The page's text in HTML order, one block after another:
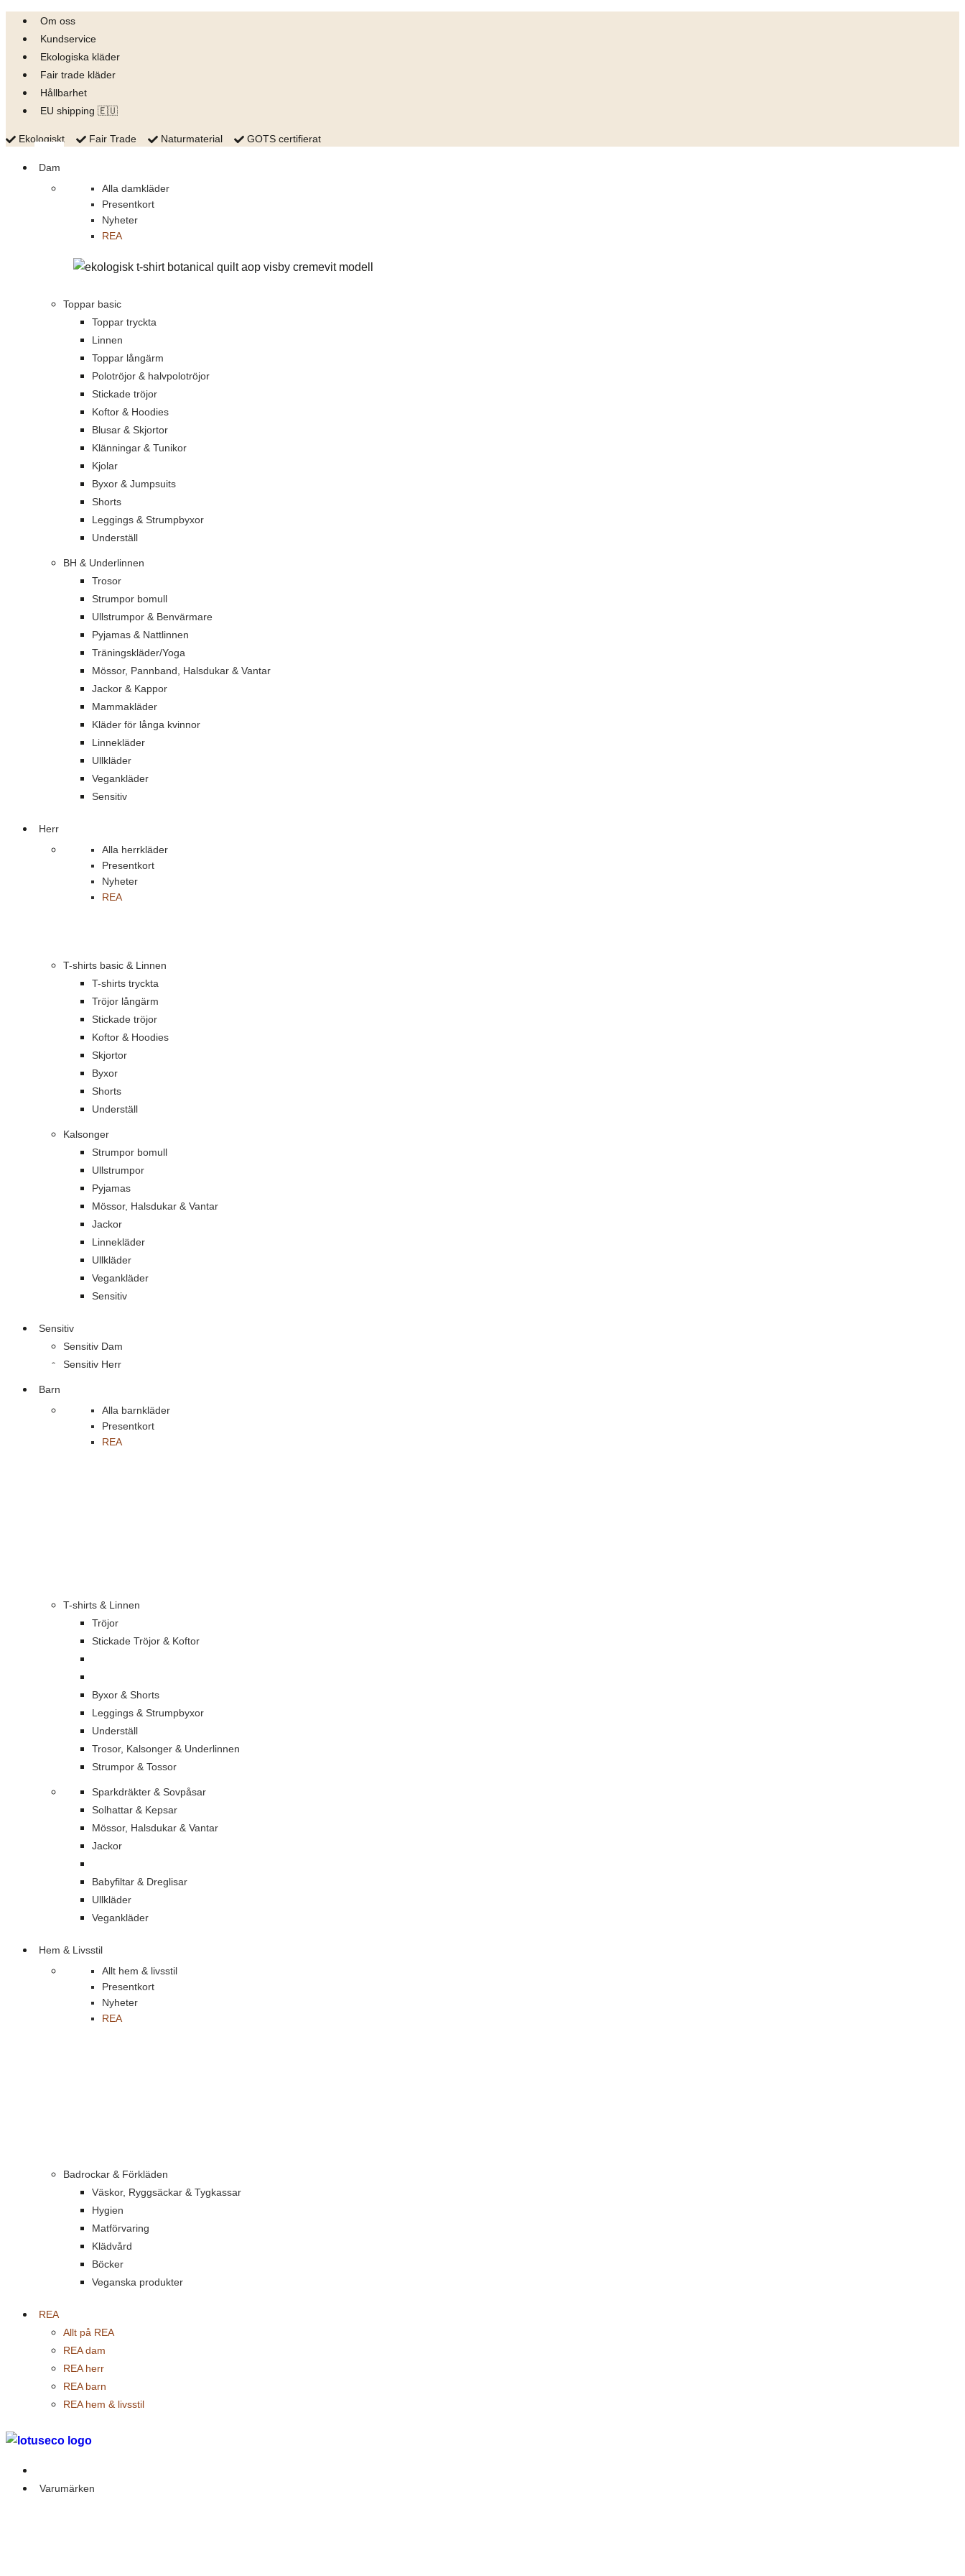
Skip
content
Om oss
Kundservice
Ekologiska kläder
Fair trade kläder
Hållbarhet
EU shipping 🇪🇺
Ekologiskt Fair Trade Naturmaterial GOTS certifierat
Dam
Alla damkläder
Presentkort
Nyheter
REA
Toppar basic
Toppar tryckta
Linnen
Toppar långärm
Polotröjor & halvpolotröjor
Stickade tröjor
Koftor & Hoodies
Blusar & Skjortor
Klänningar & Tunikor
Kjolar
Byxor & Jumpsuits
Shorts
Leggings & Strumpbyxor
Underställ
BH & Underlinnen
Trosor
Strumpor bomull
Ullstrumpor & Benvärmare
Pyjamas & Nattlinnen
Träningskläder/Yoga
Mössor, Pannband, Halsdukar & Vantar
Jackor & Kappor
Mammakläder
Kläder för långa kvinnor
Linnekläder
Ullkläder
Vegankläder
Sensitiv
Herr
Alla herrkläder
Presentkort
Nyheter
REA
T-shirts basic & Linnen
T-shirts tryckta
Tröjor långärm
Stickade tröjor
Koftor & Hoodies
Skjortor
Byxor
Shorts
Underställ
Kalsonger
Strumpor bomull
Ullstrumpor
Pyjamas
Mössor, Halsdukar & Vantar
Jackor
Linnekläder
Ullkläder
Vegankläder
Sensitiv
Sensitiv
Sensitiv Dam
Sensitiv Herr
Barn
Alla barnkläder
Presentkort
REA
T-shirts & Linnen
Tröjor
Stickade Tröjor & Koftor
Byxor & Shorts
Leggings & Strumpbyxor
Underställ
Trosor, Kalsonger & Underlinnen
Strumpor & Tossor
Sparkdräkter & Sovpåsar
Solhattar & Kepsar
Mössor, Halsdukar & Vantar
Jackor
Babyfiltar & Dreglisar
Ullkläder
Vegankläder
Hem & Livsstil
Allt hem & livsstil
Presentkort
Nyheter
REA
Badrockar & Förkläden
Väskor, Ryggsäckar & Tygkassar
Hygien
Matförvaring
Klädvård
Böcker
Veganska produkter
REA
Allt på REA
REA dam
REA herr
REA barn
REA hem & livsstil
Varumärken